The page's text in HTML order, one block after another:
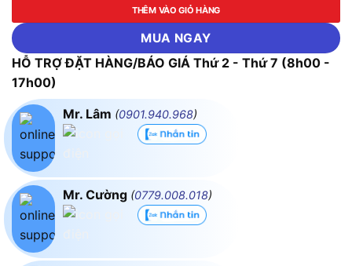
THÊM VÀO GIỎ HÀNG
MUA NGAY
HỖ TRỢ ĐẶT HÀNG/BÁO GIÁ Thứ 2 - Thứ 7 (8h00 -
17h00)
Mr. Lâm (0901.940.968)
Mr. Cường (0779.008.018)